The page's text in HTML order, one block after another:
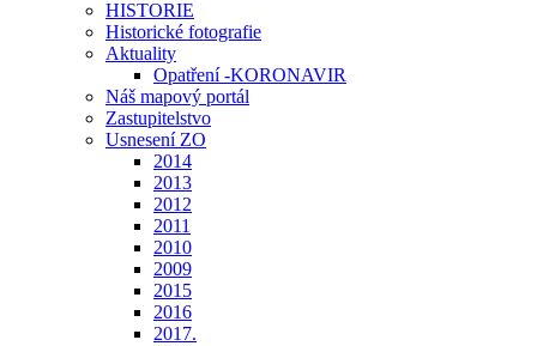
HISTORIE
Historické fotografie
Aktuality
Opatření -KORONAVIR
Náš mapový portál
Zastupitelstvo
Usnesení ZO
2014
2013
2012
2011
2010
2009
2015
2016
2017.